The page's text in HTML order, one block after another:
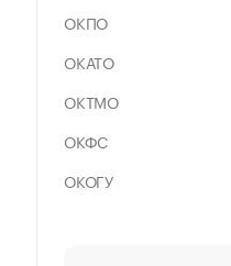
ОКПО
ОКАТО
ОКТМО
ОКФС
ОКОГУ